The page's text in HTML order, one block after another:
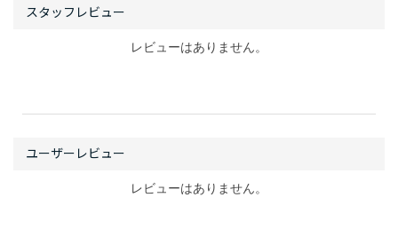
レビューはありません。
レビューはありません。